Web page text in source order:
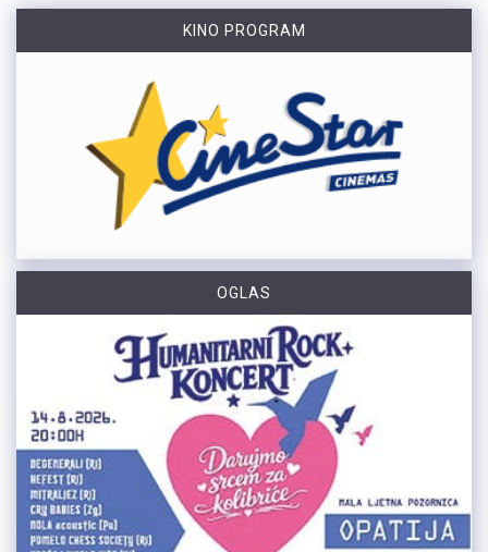
KINO PROGRAM
OGLAS